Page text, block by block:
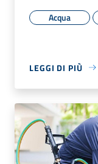
Acqua
LEGGI DI PIÙ